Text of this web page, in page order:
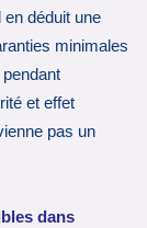
en déduit une
minimales
et effet
pas un
dans